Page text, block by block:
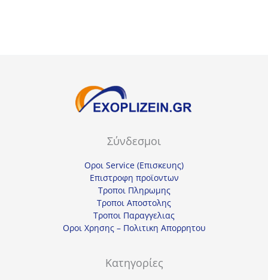
Σύνδεσμοι
Οροι Service (Επισκευης)
Επιστροφη προϊοντων
Τροποι Πληρωμης
Τροποι Αποστολης
Τροποι Παραγγελιας
Οροι Χρησης – Πολιτικη Απορρητου
Κατηγορίες